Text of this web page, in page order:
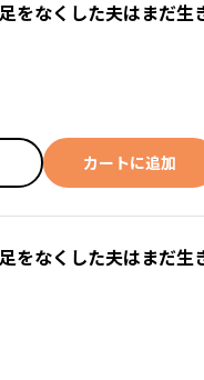
をなくした夫はまだ生
カートに追加
をなくした夫はまだ生